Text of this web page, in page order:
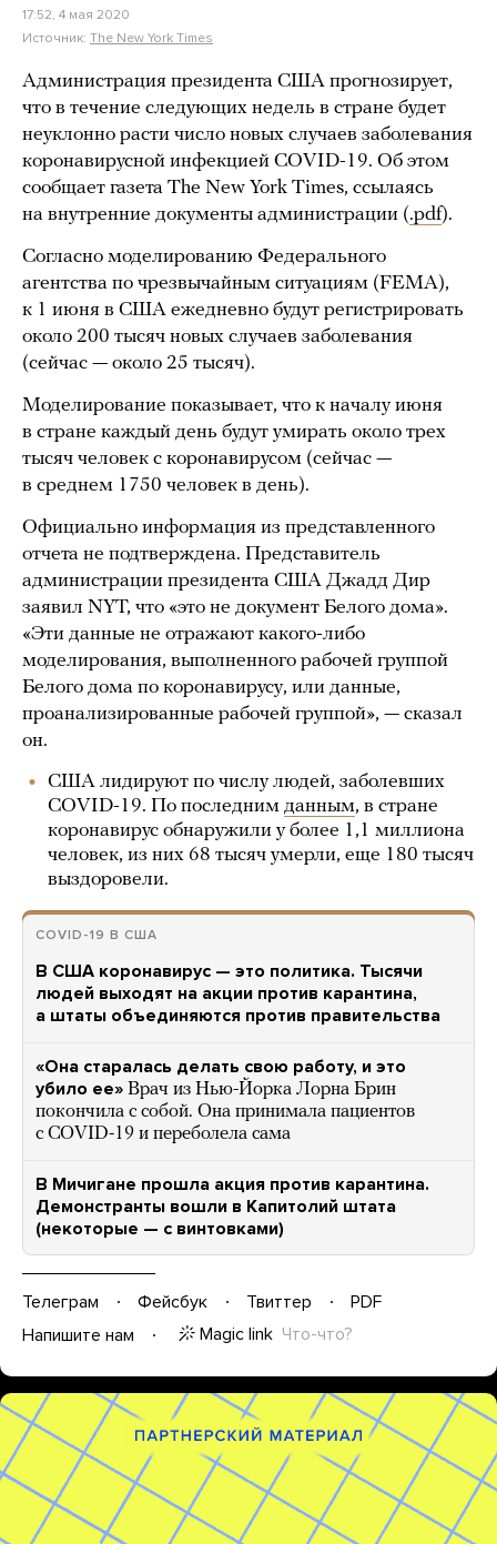
17:52, 4 мая 2020
Источник: The New York Times
Администрация президента США прогнозирует,
что в течение следующих недель в стране будет
неуклонно расти число новых случаев заболевания
коронавирусной инфекцией COVID-19. Об этом
сообщает газета The New York Times, ссылаясь
на внутренние документы администрации (.pdf).
Согласно моделированию Федерального
агентства по чрезвычайным ситуациям (FEMA),
к 1 июня в США ежедневно будут регистрировать
около 200 тысяч новых случаев заболевания
(сейчас — около 25 тысяч).
Моделирование показывает, что к началу июня
в стране каждый день будут умирать около трех
тысяч человек с коронавирусом (сейчас —
в среднем 1750 человек в день).
Официально информация из представленного
отчета не подтверждена. Представитель
администрации президента США Джадд Дир
заявил NYT, что «это не документ Белого дома».
«Эти данные не отражают какого-либо
моделирования, выполненного рабочей группой
Белого дома по коронавирусу, или данные,
проанализированные рабочей группой», — сказал
он.
США лидируют по числу людей, заболевших
COVID-19. По последним данным, в стране
коронавирус обнаружили у более 1,1 миллиона
человек, из них 68 тысяч умерли, еще 180 тысяч
выздоровели.
COVID-19 В США
В США коронавирус — это политика. Тысячи
людей выходят на акции против карантина,
а штаты объединяются против правительства
«Она старалась делать свою работу, и это
убило ее» Врач из Нью-Йорка Лорна Брин
покончила с собой. Она принимала пациентов
с COVID-19 и переболела сама
В Мичигане прошла акция против карантина.
Демонстранты вошли в Капитолий штата
(некоторые — с винтовками)
Телеграм Фейсбук Твиттер
PDF
Напишите нам
Magic link Что-что?